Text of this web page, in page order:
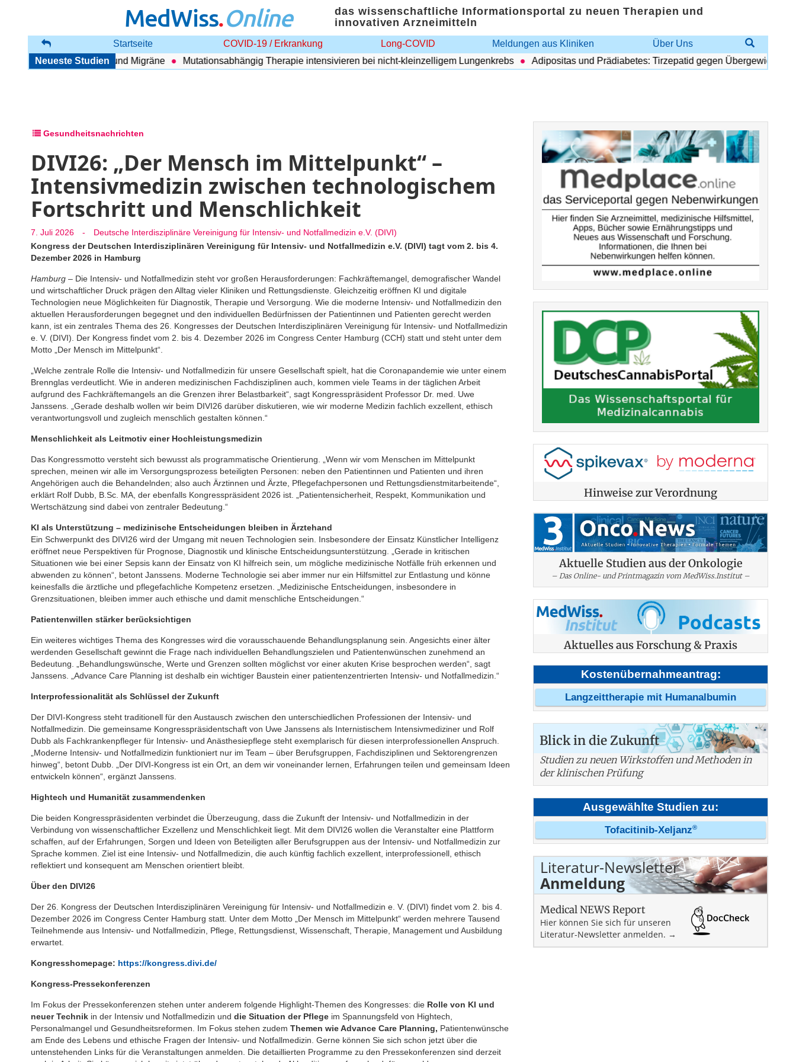
MedWiss.Online
das wissenschaftliche Informationsportal zu neuen Therapien und
innovativen Arzneimitteln
Startseite COVID-19 / Erkrankung Long-COVID Meldungen aus Kliniken
Über Uns
Neueste Studien
zwischen COPD und Migräne Mutationsabhängig Therapie intensivieren bei nicht-kleinzelligem Lungenkrebs Adipositas und Prädiabetes: Tirzepatid gegen Übergewicht und
Gesundheitsnachrichten
DIVI26: „Der Mensch im Mittelpunkt“ –
Intensivmedizin zwischen technologischem
Fortschritt und Menschlichkeit
7. Juli 2026 -
Deutsche Interdisziplinäre Vereinigung für Intensiv- und Notfallmedizin e.V. (DIVI)
Kongress der Deutschen Interdisziplinären Vereinigung für Intensiv- und Notfallmedizin e.V. (DIVI) tagt vom 2. bis 4.
Dezember 2026 in Hamburg
Hamburg – Die Intensiv- und Notfallmedizin steht vor großen Herausforderungen: Fachkräftemangel, demografischer Wandel
und wirtschaftlicher Druck prägen den Alltag vieler Kliniken und Rettungsdienste. Gleichzeitig eröffnen KI und digitale
Technologien neue Möglichkeiten für Diagnostik, Therapie und Versorgung. Wie die moderne Intensiv- und Notfallmedizin den
aktuellen Herausforderungen begegnet und den individuellen Bedürfnissen der Patientinnen und Patienten gerecht werden
kann, ist ein zentrales Thema des 26. Kongresses der Deutschen Interdisziplinären Vereinigung für Intensiv- und Notfallmedizin
e. V. (DIVI). Der Kongress findet vom 2. bis 4. Dezember 2026 im Congress Center Hamburg (CCH) statt und steht unter dem
Motto „Der Mensch im Mittelpunkt“.
„Welche zentrale Rolle die Intensiv- und Notfallmedizin für unsere Gesellschaft spielt, hat die Coronapandemie wie unter einem
Brennglas verdeutlicht. Wie in anderen medizinischen Fachdisziplinen auch, kommen viele Teams in der täglichen Arbeit
aufgrund des Fachkräftemangels an die Grenzen ihrer Belastbarkeit“, sagt Kongresspräsident Professor Dr. med. Uwe
Janssens. „Gerade deshalb wollen wir beim DIVI26 darüber diskutieren, wie wir moderne Medizin fachlich exzellent, ethisch
verantwortungsvoll und zugleich menschlich gestalten können.“
Menschlichkeit als Leitmotiv einer Hochleistungsmedizin
Das Kongressmotto versteht sich bewusst als programmatische Orientierung. „Wenn wir vom Menschen im Mittelpunkt
sprechen, meinen wir alle im Versorgungsprozess beteiligten Personen: neben den Patientinnen und Patienten und ihren
Angehörigen auch die Behandelnden; also auch Ärztinnen und Ärzte, Pflegefachpersonen und Rettungsdienstmitarbeitende“,
erklärt Rolf Dubb, B.Sc. MA, der ebenfalls Kongresspräsident 2026 ist. „Patientensicherheit, Respekt, Kommunikation und
Wertschätzung sind dabei von zentraler Bedeutung.“
KI als Unterstützung – medizinische Entscheidungen bleiben in Ärztehand
Ein Schwerpunkt des DIVI26 wird der Umgang mit neuen Technologien sein. Insbesondere der Einsatz Künstlicher Intelligenz
eröffnet neue Perspektiven für Prognose, Diagnostik und klinische Entscheidungsunterstützung. „Gerade in kritischen
Situationen wie bei einer Sepsis kann der Einsatz von KI hilfreich sein, um mögliche medizinische Notfälle früh erkennen und
abwenden zu können“, betont Janssens. Moderne Technologie sei aber immer nur ein Hilfsmittel zur Entlastung und könne
keinesfalls die ärztliche und pflegefachliche Kompetenz ersetzen. „Medizinische Entscheidungen, insbesondere in
Grenzsituationen, bleiben immer auch ethische und damit menschliche Entscheidungen.“
Patientenwillen stärker berücksichtigen
Ein weiteres wichtiges Thema des Kongresses wird die vorausschauende Behandlungsplanung sein. Angesichts einer älter
werdenden Gesellschaft gewinnt die Frage nach individuellen Behandlungszielen und Patientenwünschen zunehmend an
Bedeutung. „Behandlungswünsche, Werte und Grenzen sollten möglichst vor einer akuten Krise besprochen werden“, sagt
Janssens. „Advance Care Planning ist deshalb ein wichtiger Baustein einer patientenzentrierten Intensiv- und Notfallmedizin.“
Interprofessionalität als Schlüssel der Zukunft
Der DIVI-Kongress steht traditionell für den Austausch zwischen den unterschiedlichen Professionen der Intensiv- und
Notfallmedizin. Die gemeinsame Kongresspräsidentschaft von Uwe Janssens als Internistischem Intensivmediziner und Rolf
Dubb als Fachkrankenpfleger für Intensiv- und Anästhesiepflege steht exemplarisch für diesen interprofessionellen Anspruch.
„Moderne Intensiv- und Notfallmedizin funktioniert nur im Team – über Berufsgruppen, Fachdisziplinen und Sektorengrenzen
hinweg“, betont Dubb. „Der DIVI-Kongress ist ein Ort, an dem wir voneinander lernen, Erfahrungen teilen und gemeinsam Ideen
entwickeln können“, ergänzt Janssens.
Hightech und Humanität zusammendenken
Die beiden Kongresspräsidenten verbindet die Überzeugung, dass die Zukunft der Intensiv- und Notfallmedizin in der
Verbindung von wissenschaftlicher Exzellenz und Menschlichkeit liegt. Mit dem DIVI26 wollen die Veranstalter eine Plattform
schaffen, auf der Erfahrungen, Sorgen und Ideen von Beteiligten aller Berufsgruppen aus der Intensiv- und Notfallmedizin zur
Sprache kommen. Ziel ist eine Intensiv- und Notfallmedizin, die auch künftig fachlich exzellent, interprofessionell, ethisch
reflektiert und konsequent am Menschen orientiert bleibt.
Über den DIVI26
Der 26. Kongress der Deutschen Interdisziplinären Vereinigung für Intensiv- und Notfallmedizin e. V. (DIVI) findet vom 2. bis 4.
Dezember 2026 im Congress Center Hamburg statt. Unter dem Motto „Der Mensch im Mittelpunkt“ werden mehrere Tausend
Teilnehmende aus Intensiv- und Notfallmedizin, Pflege, Rettungsdienst, Wissenschaft, Therapie, Management und Ausbildung
erwartet.
Kongresshomepage: https://kongress.divi.de/
Kongress-Pressekonferenzen
Im Fokus der Pressekonferenzen stehen unter anderem folgende Highlight-Themen des Kongresses: die Rolle von KI und
neuer Technik in der Intensiv und Notfallmedizin und die Situation der Pflege im Spannungsfeld von Hightech,
Personalmangel und Gesundheitsreformen. Im Fokus stehen zudem Themen wie Advance Care Planning, Patientenwünsche
am Ende des Lebens und ethische Fragen der Intensiv- und Notfallmedizin. Gerne können Sie sich schon jetzt über die
untenstehenden Links für die Veranstaltungen anmelden. Die detaillierten Programme zu den Pressekonferenzen sind derzeit
Hinweise zur Verordnung
Aktuelle Studien aus der Onkologie
– Das Online- und Printmagazin vom MedWiss.Institut –
Aktuelles aus Forschung & Praxis
Kostenübernahmeantrag:
Langzeittherapie mit Humanalbumin
Blick in die Zukunft
Studien zu neuen Wirkstoffen und Methoden in
der klinischen Prüfung
Ausgewählte Studien zu:
Tofacitinib-Xeljanz®
Literatur-Newsletter
Anmeldung
Medical NEWS Report
Hier können Sie sich für unseren
Literatur-Newsletter anmelden. →